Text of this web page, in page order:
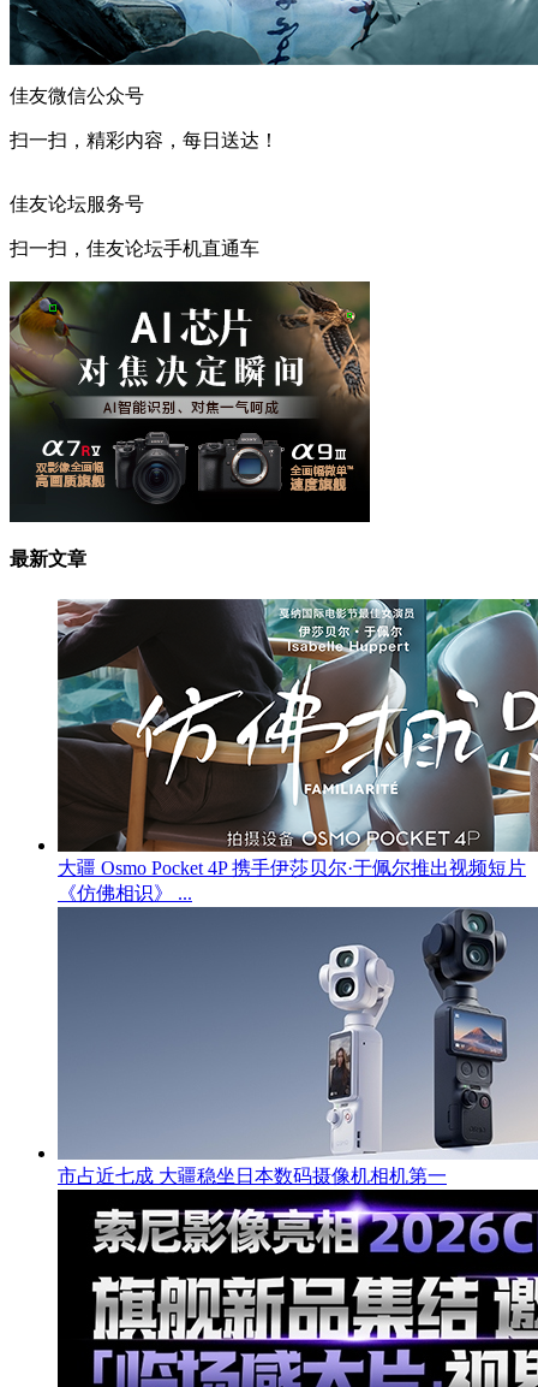
佳友微信公众号
扫一扫，精彩内容，每日送达！
佳友论坛服务号
扫一扫，佳友论坛手机直通车
最新文章
大疆 Osmo Pocket 4P 携手伊莎贝尔·于佩尔推出视频短片
《仿佛相识》 ...
市占近七成 大疆稳坐日本数码摄像机相机第一